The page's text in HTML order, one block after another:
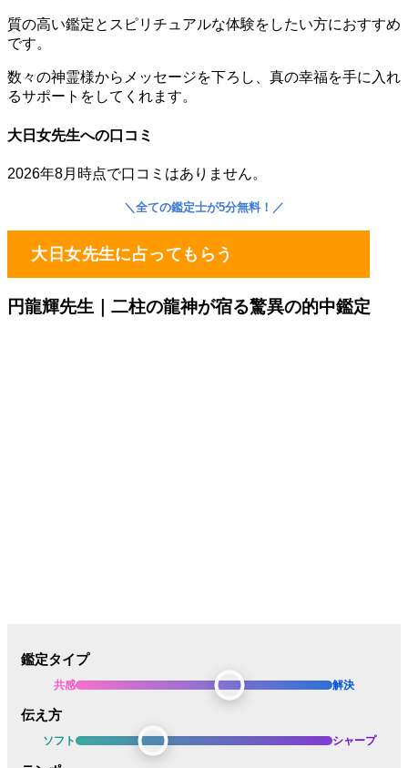
質の高い鑑定とスピリチュアルな体験をしたい方におすすめ
です。
数々の神霊様からメッセージを下ろし、真の幸福を手に入れ
るサポートをしてくれます。
大日女先生への口コミ
2026年8月時点で口コミはありません。
＼ 全ての鑑定士が5分無料！ ／
大日女先生に占ってもらう
円龍輝先生｜ 二柱の龍神が宿る驚異の的中鑑定
鑑定タイプ
共感 解決
伝え方
ソフト シャープ